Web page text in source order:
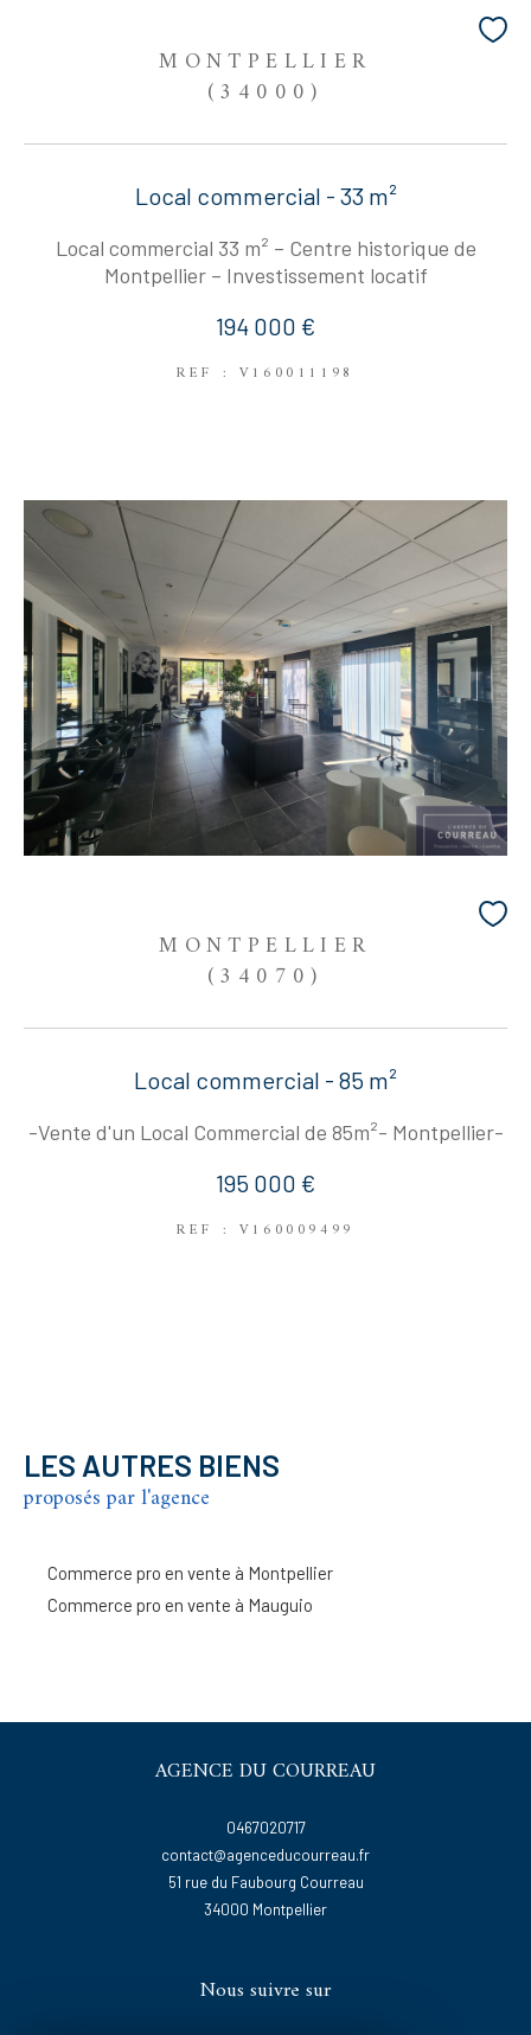
MONTPELLIER
(34000)
Local commercial - 33 m²
Local commercial 33 m² – Centre historique de
Montpellier – Investissement locatif
194 000 €
REF : V160011198
MONTPELLIER
(34070)
Local commercial - 85 m²
-Vente d'un Local Commercial de 85m²- Montpellier-
195 000 €
REF : V160009499
LES AUTRES BIENS
proposés par l'agence
Commerce pro en vente à Montpellier
Commerce pro en vente à Mauguio
AGENCE DU COURREAU
0467020717
contact@agenceducourreau.fr
51 rue du Faubourg Courreau
34000
montpellier
Nous suivre sur